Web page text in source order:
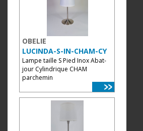
OBELIE
LUCINDA-S-IN-CHAM-CY
Lampe taille S Pied Inox Abat-
jour Cylindrique CHAM
parchemin